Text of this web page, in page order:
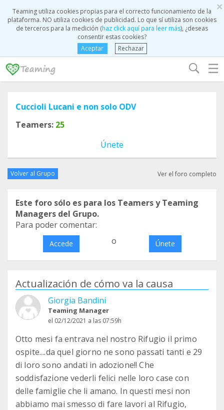
×
Teaming utiliza cookies propias para el correcto funcionamiento de la
plataforma. NO utiliza cookies de publicidad. Lo que sí utiliza son cookies
de terceros para la medición (haz click aquí para leer más), ¿deseas
consentir estas cookies?
Aceptar
Rechazar
☰
Cuccioli Lucani e non solo ODV
Teamers: 25
Únete
Volver al Grupo Ver el foro completo
Este foro sólo es para los Teamers y Teaming
Managers del Grupo.
Para poder comentar:
Accede o Únete
Actualización de cómo va la causa
Giorgia Bandini
Teaming Manager
el 02/12/2021 a las 07:59h
Otto mesi fa entrava nel nostro Rifugio il primo
ospite....da quel giorno ne sono passati tanti e 29
di loro sono andati in adozione!! Che
soddisfazione vederli felici nelle loro case con
delle famiglie che li amano. In questi mesi non
abbiamo mai smesso di fare lavori al Rifugio,